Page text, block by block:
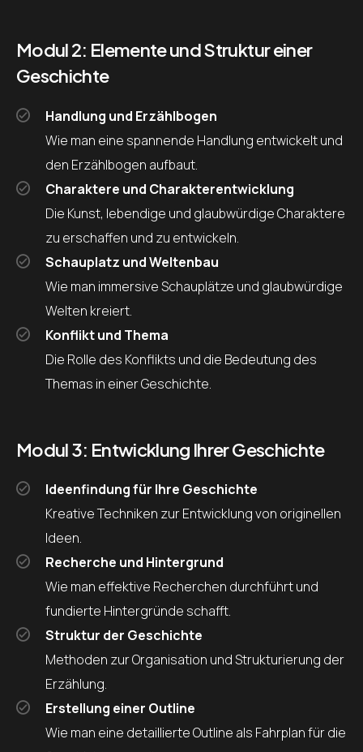
Modul 2: Elemente und Struktur einer
Geschichte
Handlung und Erzählbogen
Wie man eine spannende Handlung entwickelt und
den Erzählbogen aufbaut.
Charaktere und Charakterentwicklung
Die Kunst, lebendige und glaubwürdige Charaktere
zu erschaffen und zu entwickeln.
Schauplatz und Weltenbau
Wie man immersive Schauplätze und glaubwürdige
Welten kreiert.
Konflikt und Thema
Die Rolle des Konflikts und die Bedeutung des
Themas in einer Geschichte.
Modul 3: Entwicklung Ihrer Geschichte
Ideenfindung für Ihre Geschichte
Kreative Techniken zur Entwicklung von originellen
Ideen.
Recherche und Hintergrund
Wie man effektive Recherchen durchführt und
fundierte Hintergründe schafft.
Struktur der Geschichte
Methoden zur Organisation und Strukturierung der
Erzählung.
Erstellung einer Outline
Wie man eine detaillierte Outline als Fahrplan für die